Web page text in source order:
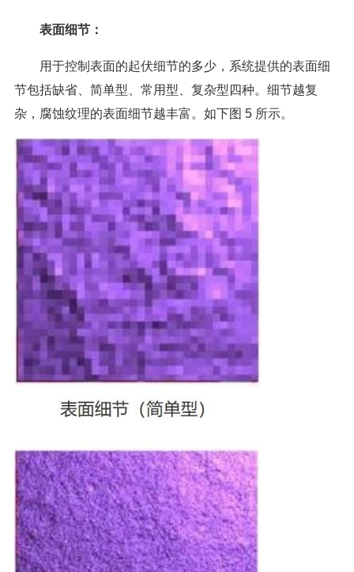
表面细节：
用于控制表面的起伏细节的多少，系统提供的表面细
节包括缺省、简单型、常用型、复杂型四种。细节越复
杂，腐蚀纹理的表面细节越丰富。如下图 5 所示。